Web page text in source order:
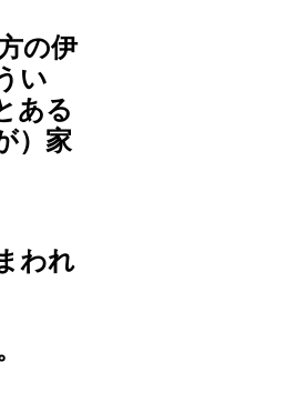
の伊
い
ある
）家
われ